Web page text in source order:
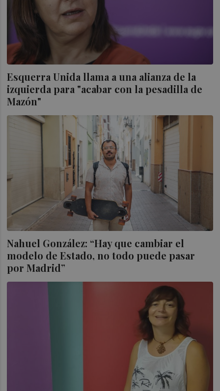
Esquerra Unida llama a una alianza de la
izquierda para "acabar con la pesadilla de
Mazón"
Nahuel González: “Hay que cambiar el
modelo de Estado, no todo puede pasar
por Madrid”